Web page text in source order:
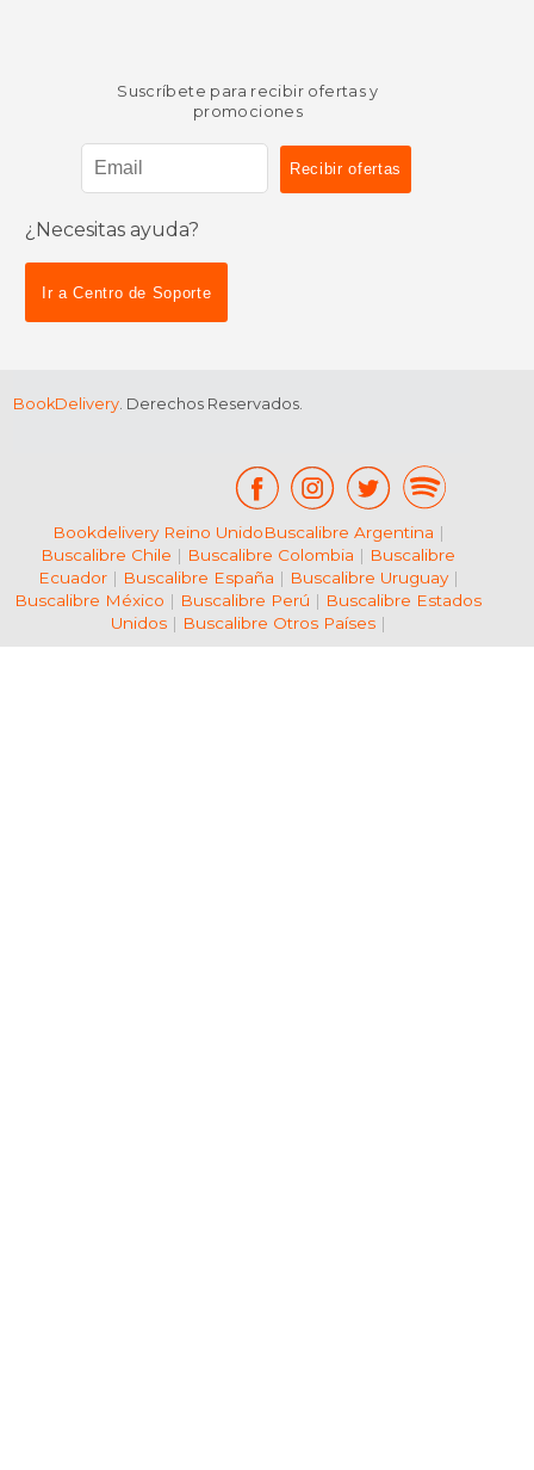
dcto. $ 37.60
Suscríbete para recibir ofertas y
promociones
¿Necesitas ayuda?
Ir a Centro de Soporte
BookDelivery. Derechos Reservados.
Bookdelivery Reino UnidoBuscalibre Argentina |
Buscalibre Chile | Buscalibre Colombia | Buscalibre
Ecuador| Buscalibre España | Buscalibre Uruguay|
Buscalibre México | Buscalibre Perú | Buscalibre Estados
Unidos| Buscalibre Otros Países|